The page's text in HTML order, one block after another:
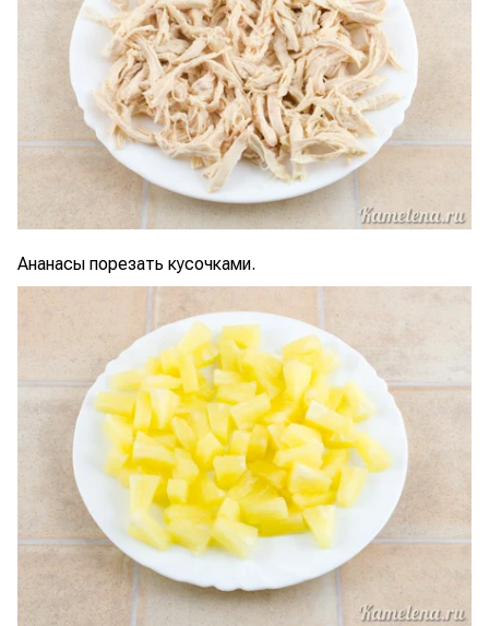
Ананасы порезать кусочками.